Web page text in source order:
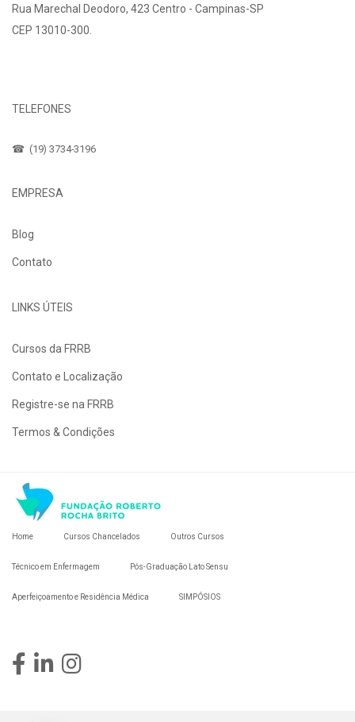
Rua Marechal Deodoro, 423 Centro - Campinas-SP
CEP 13010-300.
TELEFONES
☎ (19) 3734-3196
EMPRESA
Blog
Contato
LINKS ÚTEIS
Cursos da FRRB
Contato e Localização
Registre-se na FRRB
Termos & Condições
Home Cursos Chancelados Outros Cursos
Técnico em Enfermagem Pós-Graduação Lato Sensu
Aperfeiçoamento e Residência Médica SIMPÓSIOS